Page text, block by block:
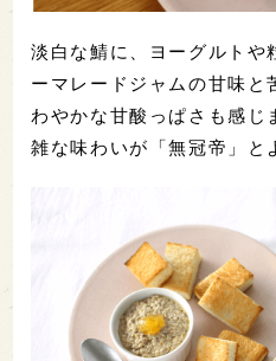
淡白な鯖に、ヨーグルトや
ーマレードジャムの甘味と
わやかな甘酸っぱさも感じ
雑な味わいが「無冠帝」と